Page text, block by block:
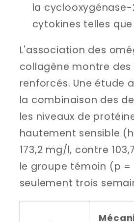
la
cytokines telles que
L'association des
collagène montre
renforcés. Une étude
la combinaison des
les niveaux de
hautement sensible
173,2 mg/l, contre
le groupe témoin (p =
seulement trois